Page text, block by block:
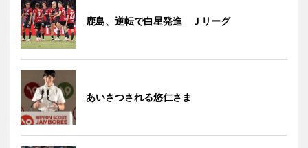
鹿島、逆転で白星発進 Ｊリーグ
あいさつされる悠仁さま